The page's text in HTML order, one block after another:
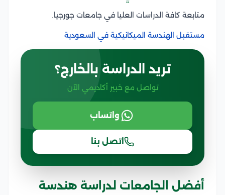
متابعة كافة الدراسات العليا في جامعات جورجيا.
مستقبل الهندسة الميكانيكية في السعودية
تريد الدراسة بالخارج؟
تواصل مع خبير أكاديمي الآن
واتساب
اتصل بنا
أفضل الجامعات لدراسة هندسة